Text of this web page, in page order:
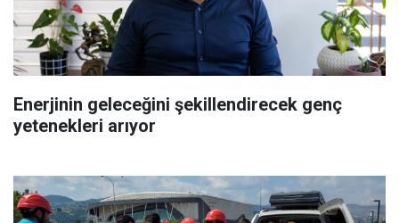
Enerjinin geleceğini şekillendirecek genç
yetenekleri arıyor